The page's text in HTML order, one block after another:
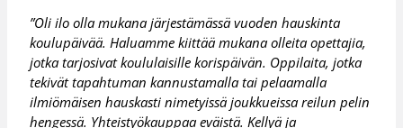
”Oli ilo olla mukana järjestämässä vuoden hauskinta
koulupäivää. Haluamme kiittää mukana olleita opettajia,
jotka tarjosivat koululaisille korispäivän. Oppilaita, jotka
tekivät tapahtuman kannustamalla tai pelaamalla
ilmiömäisen hauskasti nimetyissä joukkueissa reilun pelin
hengessä. Yhteistyökauppaa eväistä. Kellyä ja